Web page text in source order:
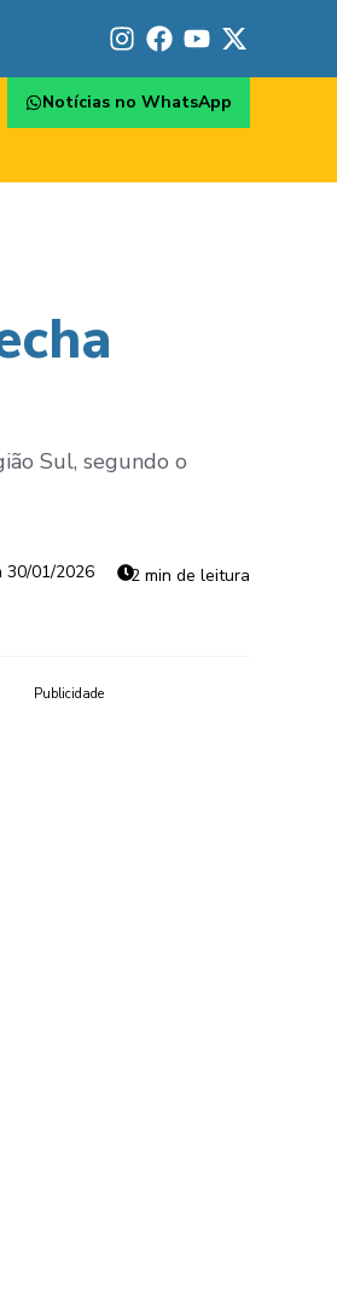
Notícias no WhatsApp
Sul, segundo o
30/01/2026 2 min de leitura
Publicidade